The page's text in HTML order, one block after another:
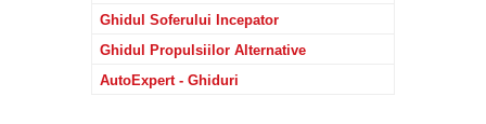
Ghidul Soferului Incepator
Ghidul Propulsiilor Alternative
AutoExpert - Ghiduri